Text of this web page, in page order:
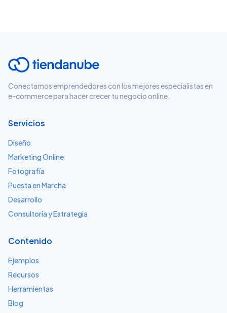
Conectamos emprendedores con los mejores especialistas en
e-commerce para hacer crecer tu negocio online.
Servicios
Diseño
Marketing Online
Fotografía
Puesta en Marcha
Desarrollo
Consultoría y Estrategia
Contenido
Ejemplos
Recursos
Herramientas
Blog